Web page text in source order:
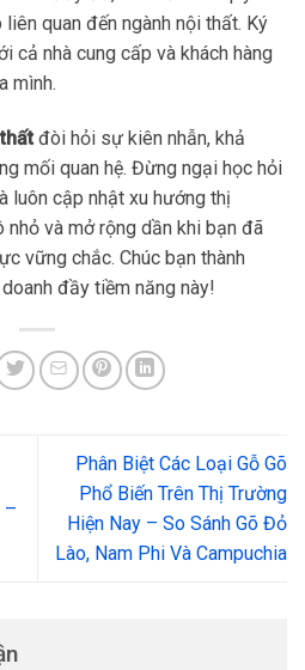
quan đến ngành nội thất. Ký
cả nhà cung cấp và khách hàng
mình.
đòi hỏi sự kiên nhẫn, khả
mối quan hệ. Đừng ngại học hỏi
luôn cập nhật xu hướng thị
và mở rộng dần khi bạn đã
vững chắc. Chúc bạn thành
đầy tiềm năng này!
–
Phân Biệt Các Loại Gỗ Gõ
Phổ Biến Trên Thị Trường
Hiện Nay – So Sánh Gõ Đỏ
Lào, Nam Phi Và Campuchia